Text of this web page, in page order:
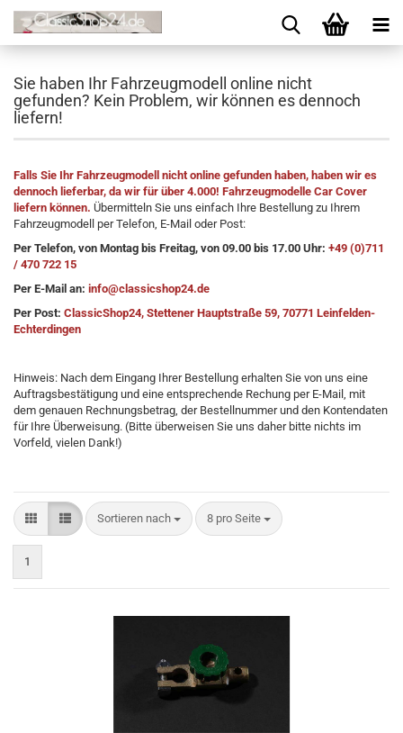
Sie haben Ihr Fahrzeugmodell online nicht
gefunden? Kein Problem, wir können es dennoch
liefern!
Falls Sie Ihr Fahrzeugmodell nicht online gefunden haben, haben wir es
dennoch lieferbar, da wir für über 4.000! Fahrzeugmodelle Car Cover
liefern können. Übermitteln Sie uns einfach Ihre Bestellung zu Ihrem
Fahrzeugmodell per Telefon, E-Mail oder Post:
Per Telefon, von Montag bis Freitag, von 09.00 bis 17.00 Uhr: +49 (0)711
/ 470 722 15
Per E-Mail an: info@classicshop24.de
Per Post: ClassicShop24, Stettener Hauptstraße 59, 70771 Leinfelden-
Echterdingen
Hinweis: Nach dem Eingang Ihrer Bestellung erhalten Sie von uns eine
Auftragsbestätigung und eine entsprechende Rechung per E-Mail, mit
dem genauen Rechnungsbetrag, der Bestellnummer und den Kontendaten
für Ihre Überweisung. (Bitte überweisen Sie uns daher bitte nichts im
Vorfeld, vielen Dank!)
Sortieren nach 8 pro Seite
1